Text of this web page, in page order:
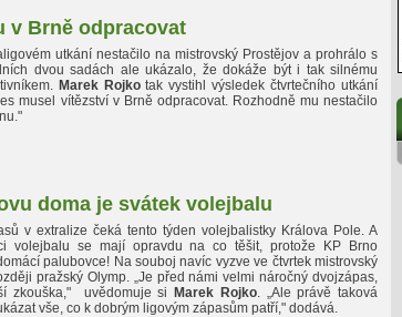
v Brně odpracovat
utkání nestačilo na mistrovský Prostějov a prohrálo s
dvou sadách ale ukázalo, že dokáže být i tak silnému
Marek Rojkotak vystihl výsledek čtvrtečního utkání
musel vítězství v Brně odpracovat. Rozhodně mu nestačilo
doma je svátek volejbalu
v extralize čeká tento týden volejbalistky Králova Pole. A
volejbalu se mají opravdu na co těšit, protože KP Brno
palubovce! Na souboj navíc vyzve ve čtvrtek mistrovský
pražský Olymp. „Je před námi velmi náročný dvojzápas,
zkouška," uvědomuje si
Marek Rojko. „Ale právě taková
vše, co k dobrým ligovým zápasům patří," dodává.